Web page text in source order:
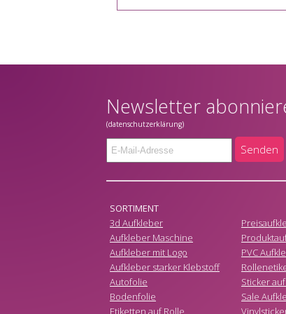
Newsletter
(datenschutzerklärung)
Senden
SORTIMENT
3d Aufkleber
Aufkleber Maschine
Aufkleber mit Logo
Aufkleber starker Klebstoff
Autofolie
Bodenfolie
Etiketten auf Rolle
PVC
Sticker
Sale